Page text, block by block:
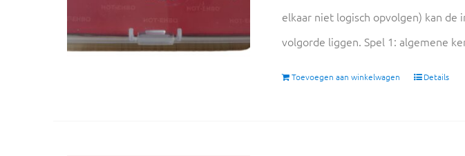
elkaar niet logisch opvolgen) kan
volgorde liggen. Spel 1: algemene
Toevoegen aan winkelwagen Details